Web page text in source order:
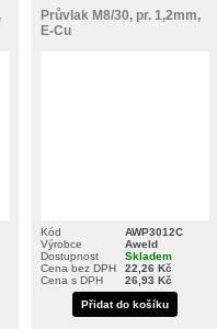
Průvlak M8/30, pr. 1,2mm,
E-Cu
Kód
AWP3012C
Výrobce
Aweld
Dostupnost
Skladem
Cena bez DPH
22,26 Kč
Cena s DPH
26,93 Kč
Přidat do košíku